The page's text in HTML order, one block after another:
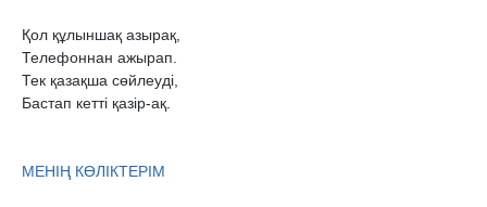
Қол құлыншақ азырақ,
Телефоннан ажырап.
Тек қазақша сөйлеуді,
Бастап кетті қазір-ақ.